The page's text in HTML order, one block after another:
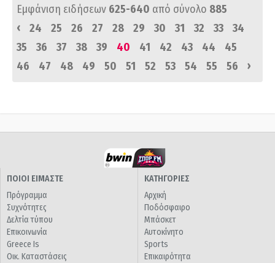
Εμφάνιση ειδήσεων 625-640 από σύνολο 885
‹
24 25 26 27 28 29 30 31 32 33
34
35
36 37 38 39 40 41 42 43 44
45
46
47 48 49 50 51 52 53 54 55 56 ›
ΠΟΙΟΙ ΕΙΜΑΣΤΕ
Πρόγραμμα
Συχνότητες
Δελτία τύπου
Επικοινωνία
Greece Is
Οικ. Καταστάσεις
ΚΑΤΗΓΟΡΙΕΣ
Αρχική
Ποδόσφαιρο
Μπάσκετ
Αυτοκίνητο
Sports
Επικαιρότητα